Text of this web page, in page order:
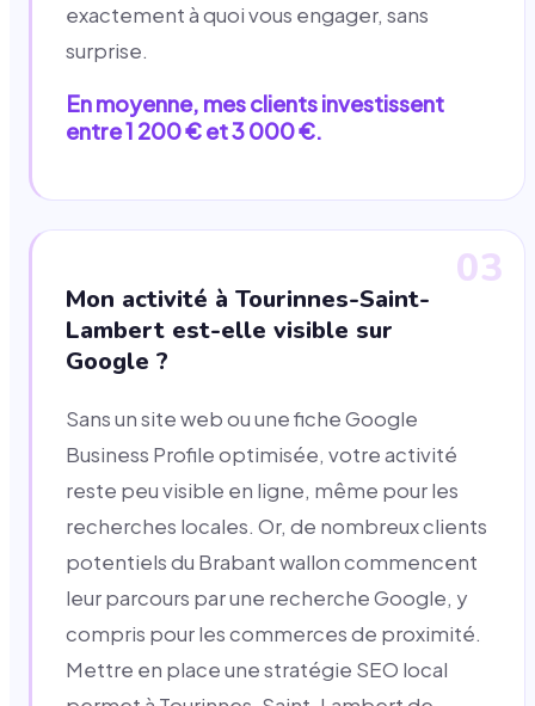
exactement à quoi vous engager, sans
surprise.
En moyenne, mes clients investissent
entre 1 200 € et 3 000 €.
03
Mon activité à Tourinnes-Saint-
Lambert est-elle visible sur
Google ?
Sans un site web ou une fiche Google
Business Profile optimisée, votre activité
reste peu visible en ligne, même pour les
recherches locales. Or, de nombreux clients
potentiels du Brabant wallon commencent
leur parcours par une recherche Google, y
compris pour les commerces de proximité.
Mettre en place une stratégie SEO local